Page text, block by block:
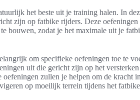
het beste uit je training halen. In
zijn op fatbike rijders. Deze
bouwen, zodat je het maximale uit je
om specifieke oefeningen toe te
uit die gericht zijn op het
oefeningen zullen je helpen om de kracht
op moeilijk terrein tijdens het